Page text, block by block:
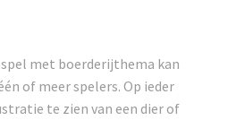
met boerderijthema kan
of meer spelers. Op ieder
te zien van een dier of